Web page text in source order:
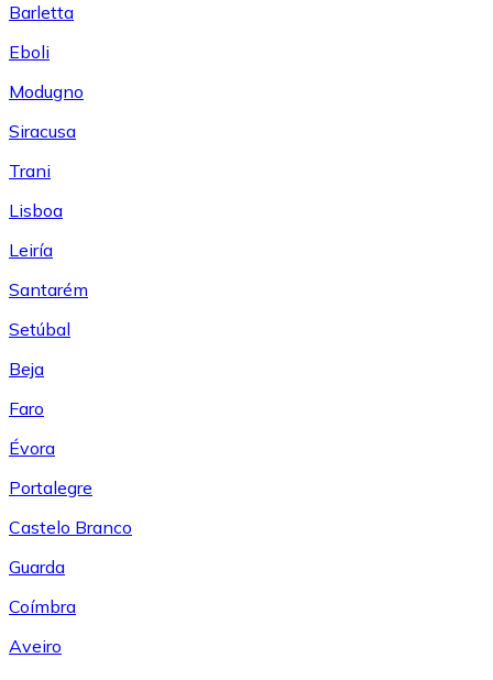
Barletta
Eboli
Modugno
Siracusa
Trani
Lisboa
Leiría
Santarém
Setúbal
Beja
Faro
Évora
Portalegre
Castelo Branco
Guarda
Coímbra
Aveiro